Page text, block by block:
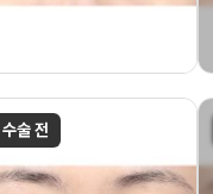
수술 전